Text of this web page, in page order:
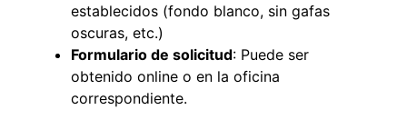
establecidos (fondo blanco, sin gafas
oscuras, etc.)
Formulario de solicitud: Puede ser
obtenido online o en la oficina
correspondiente.